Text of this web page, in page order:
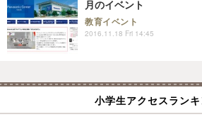
月のイベント
教育イベント
2016.11.18 Fri 14:45
小学生アクセスラン